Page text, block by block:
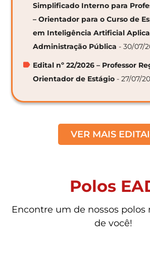
Simplificado Interno para
– Orientador para o Curso de
em Inteligência Artificial
Administração Pública - 30/07/
Edital nº 22/2026 – Professor
Orientador de Estágio - 27/07/
VER MAIS
Polos
Encontre um de nossos polos
de você!